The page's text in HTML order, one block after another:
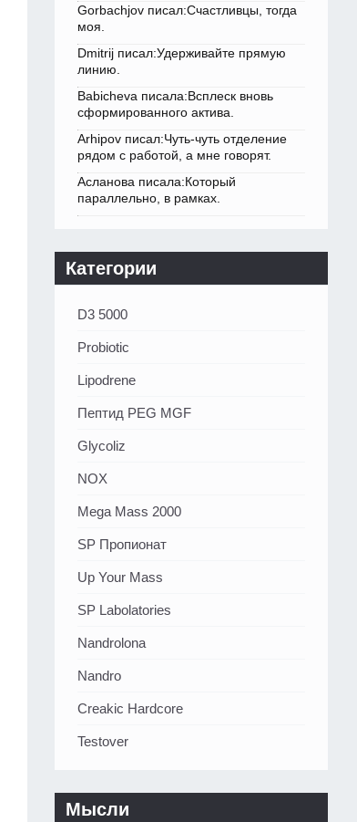
Gorbachjov писал:Счастливцы, тогда
моя.
Dmitrij писал:Удерживайте прямую
линию.
Babicheva писала:Всплеск вновь
сформированного актива.
Arhipov писал:Чуть-чуть отделение
рядом с работой, а мне говорят.
Асланова писала:Который
параллельно, в рамках.
Категории
D3 5000
Probiotic
Lipodrene
Пептид PEG MGF
Glycoliz
NOX
Mega Mass 2000
SP Пропионат
Up Your Mass
SP Labolatories
Nandrolona
Nandro
Creakic Hardcore
Testover
Мысли